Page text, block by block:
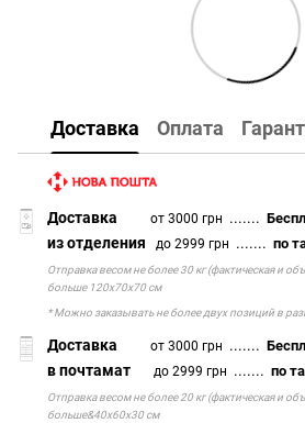
Доставка Оплата
Доставка от 3000 грн .......
из отделения до 2999 грн .......по
Отправка весом не более 30 кг (фактическая и
больше 120х70х70 см
* Можно заказывать не более двух позиций в
Доставка от 3000 грн .......
в почтамат до 2999 грн .......по
Отправка весом не более 20 кг (фактическая и
больше&40х60х30 см